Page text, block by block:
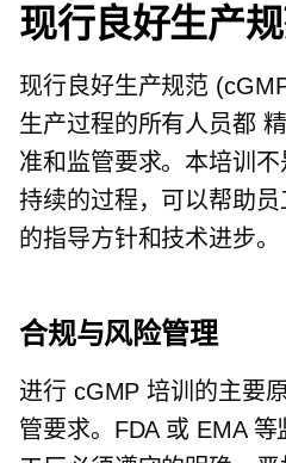
现行良好生产
现行良好生产规范
生产过程的所有人员都
准和监管要求。本培训不
持续的过程，可以帮助
的指导方针和技术进步。
合规与风险管理
进行 cGMP 培训的主要
管要求。FDA 或 EMA